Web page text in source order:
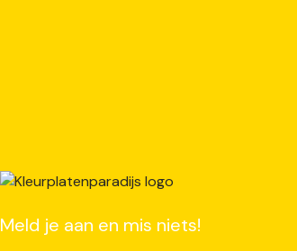
Meld je aan en mis niets!